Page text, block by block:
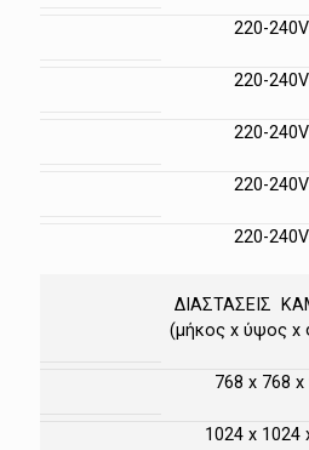
220-240V
220-240V
220-240V
220-240V
220-240V
ΔΙΑΣΤΑΣΕΙΣ
(μήκος x ύψος x
768 x 768 x
1024 x 1024